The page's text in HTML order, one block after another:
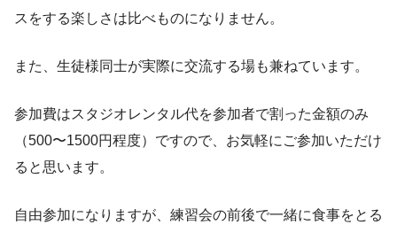
スをする楽しさは比べものになりません。
また、生徒様同士が実際に交流する場も兼ねています。
参加費はスタジオレンタル代を参加者で割った金額のみ
（500〜1500円程度）ですので、お気軽にご参加いただけ
ると思います。
自由参加になりますが、練習会の前後で一緒に食事をとる